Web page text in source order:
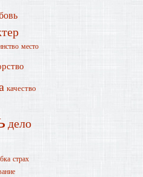
место
качество
дело
страх